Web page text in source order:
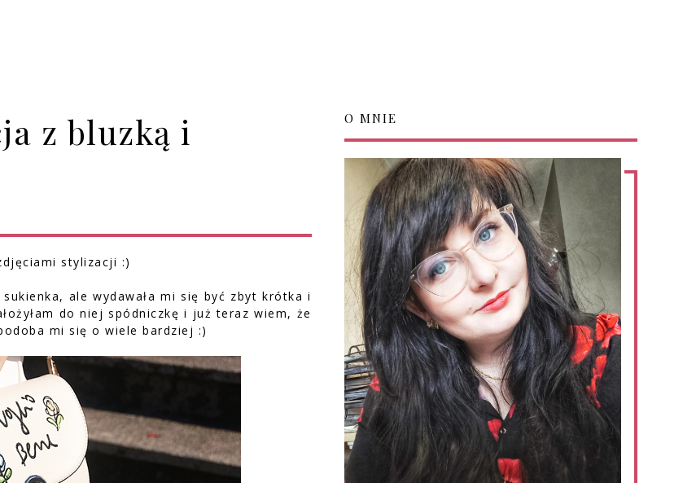
z bluzką i
stylizacji :)
ale wydawała mi się być zbyt krótka i
do niej spódniczkę i już teraz wiem, że
mi się o wiele bardziej :)
O MNIE